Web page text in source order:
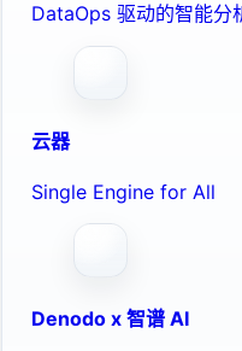
DataOps 驱动的智能分
云器
Single Engine for All
Denodo x 智谱 AI